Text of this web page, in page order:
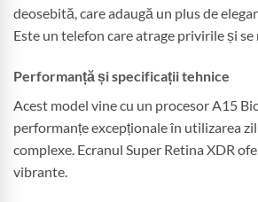
deosebită, care adaugă un plus de
Este un telefon care atrage privirile și se
Performanță și specificații tehnice
Acest model vine cu un procesor A15
performanțe excepționale în utilizarea
complexe. Ecranul Super Retina XDR
vibrante.